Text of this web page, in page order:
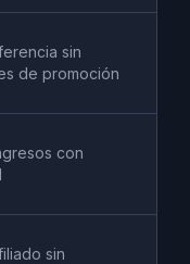
sin
de promoción
con
sin